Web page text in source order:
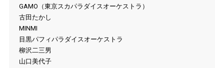
GAMO（東京スカパラダイスオーケストラ）
古田たかし
MINMI
目黒パフィパラダイスオーケストラ
柳沢二三男
山口美代子